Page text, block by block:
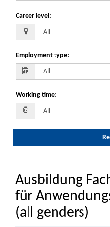
Career level:
Employment type:
Working time:
Ausbildung
für
(all genders)